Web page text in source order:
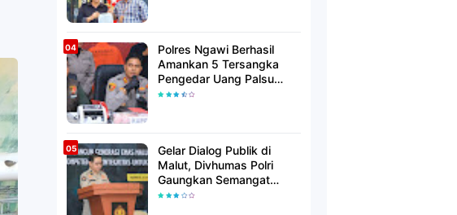
Polres Ngawi Berhasil
Amankan 5 Tersangka
Pengedar Uang Palsu
Lintas Provinsi
Gelar Dialog Publik di
Malut, Divhumas Polri
Gaungkan Semangat
Generasi Berkarakter dan